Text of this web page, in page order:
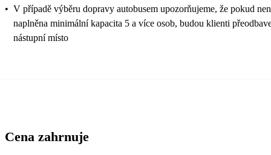
• V případě výběru dopravy autobusem upozorňujeme, že pokud
naplněna minimální kapacita 5 a více osob, budou klienti
nástupní místo
Cena zahrnuje